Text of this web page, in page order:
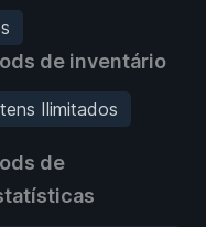
de inventário
Ilimitados
de